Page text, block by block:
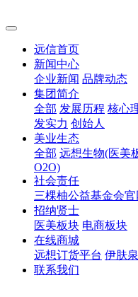
远信首页
新闻中心
企业新闻 品牌动态
集团简介
全部 发展历程 核心
发实力 创始人
美业生态
全部 远想生物(医美
O2O)
社会责任
三棵柚公益基金会官
招纳贤士
医美板块 电商板块
在线商城
远想订货平台 伊肤
联系我们